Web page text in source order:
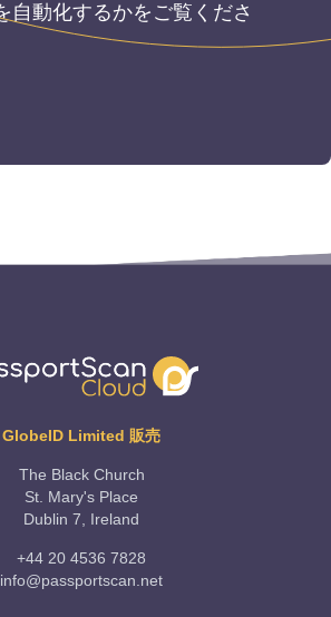
自動化するかをご覧くださ
GlobeID Limited 販売
The Black Church
St. Mary's Place
Dublin 7, Ireland
+44 20 4536 7828
info@passportscan.net